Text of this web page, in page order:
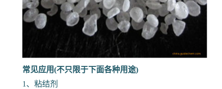
常见应用(不只限于下面各种用途)
1、粘结剂